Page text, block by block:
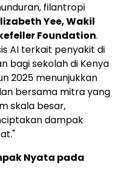
filantropi
Yee, Wakil
Foundation.
AI terkait penyakit di
bagi sekolah di Kenya
2025 menunjukkan
bersama mitra yang
skala besar,
dampak
Nyata pada